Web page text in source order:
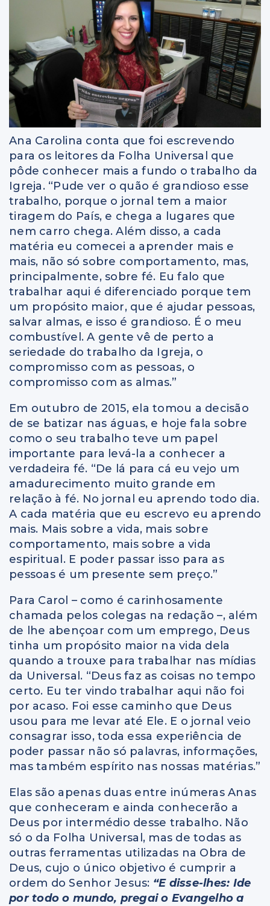
Ana Carolina conta que foi escrevendo
para os leitores da Folha Universal que
pôde conhecer mais a fundo o trabalho da
Igreja. “Pude ver o quão é grandioso esse
trabalho, porque o jornal tem a maior
tiragem do País, e chega a lugares que
nem carro chega. Além disso, a cada
matéria eu comecei a aprender mais e
mais, não só sobre comportamento, mas,
principalmente, sobre fé. Eu falo que
trabalhar aqui é diferenciado porque tem
um propósito maior, que é ajudar pessoas,
salvar almas, e isso é grandioso. É o meu
combustível. A gente vê de perto a
seriedade do trabalho da Igreja, o
compromisso com as pessoas, o
compromisso com as almas.”
Em outubro de 2015, ela tomou a decisão
de se batizar nas águas, e hoje fala sobre
como o seu trabalho teve um papel
importante para levá-la a conhecer a
verdadeira fé. “De lá para cá eu vejo um
amadurecimento muito grande em
relação à fé. No jornal eu aprendo todo dia.
A cada matéria que eu escrevo eu aprendo
mais. Mais sobre a vida, mais sobre
comportamento, mais sobre a vida
espiritual. E poder passar isso para as
pessoas é um presente sem preço.”
Para Carol – como é carinhosamente
chamada pelos colegas na redação –, além
de lhe abençoar com um emprego, Deus
tinha um propósito maior na vida dela
quando a trouxe para trabalhar nas mídias
da Universal. “Deus faz as coisas no tempo
certo. Eu ter vindo trabalhar aqui não foi
por acaso. Foi esse caminho que Deus
usou para me levar até Ele. E o jornal veio
consagrar isso, toda essa experiência de
poder passar não só palavras, informações,
mas também espírito nas nossas matérias.”
Elas são apenas duas entre inúmeras Anas
que conheceram e ainda conhecerão a
Deus por intermédio desse trabalho. Não
só o da Folha Universal, mas de todas as
outras ferramentas utilizadas na Obra de
Deus, cujo o único objetivo é cumprir a
ordem do Senhor Jesus: “E disse-lhes: Ide
por todo o mundo, pregai o Evangelho a